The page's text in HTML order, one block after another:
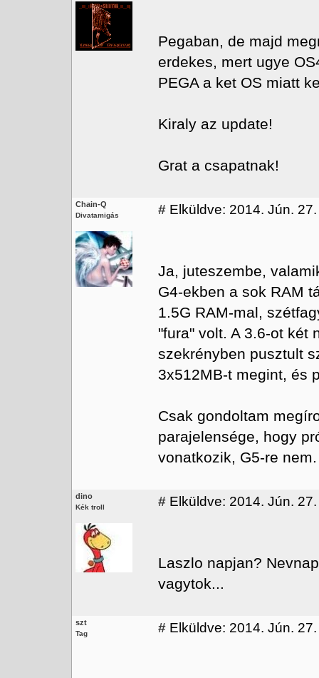
Pegaban, de majd
erdekes, mert ugye
PEGA a ket OS miatt
Kiraly az update!
Grat a csapatnak!
Chain-Q
Divatamigás # Elküldve: 2014. Jún.
Ja, juteszembe,
G4-ekben a sok RAM
1.5G RAM-mal,
"fura" volt. A 3.6-ot két
szekrényben pusztult
3x512MB-t megint, és
Csak gondoltam
parajelensége, hogy
vonatkozik, G5-re nem.
dino
Kék troll # Elküldve: 2014. Jún.
Laszlo napjan?
vagytok...
szt
Tag # Elküldve: 2014. Jún.